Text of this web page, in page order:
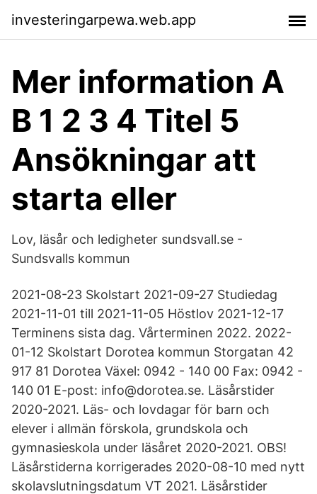
investeringarpewa.web.app
Mer information A
B 1 2 3 4 Titel 5
Ansökningar att
starta eller
Lov, läsår och ledigheter sundsvall.se -
Sundsvalls kommun
2021-08-23 Skolstart 2021-09-27 Studiedag
2021-11-01 till 2021-11-05 Höstlov 2021-12-17
Terminens sista dag. Vårterminen 2022. 2022-
01-12 Skolstart Dorotea kommun Storgatan 42
917 81 Dorotea Växel: 0942 - 140 00 Fax: 0942 -
140 01 E-post: info@dorotea.se. Läsårstider
2020-2021. Läs- och lovdagar för barn och
elever i allmän förskola, grundskola och
gymnasieskola under läsåret 2020-2021. OBS!
Läsårstiderna korrigerades 2020-08-10 med nytt
skolavslutningsdatum VT 2021. Läsårstider